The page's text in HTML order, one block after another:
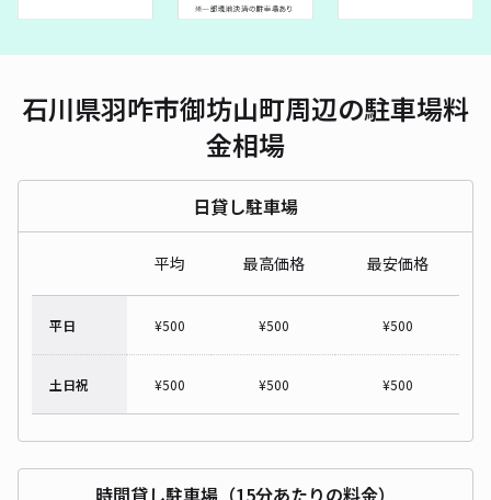
石川県羽咋市御坊山町周辺の駐車場料
金相場
日貸し駐車場
平均 最高価格 最安価格
平日 ¥500 ¥500 ¥500
土日祝 ¥500 ¥500 ¥500
時間貸し駐車場（15分あたりの料金）